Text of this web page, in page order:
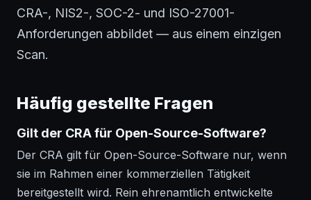
CRA-, NIS2-, SOC-2- und ISO-27001-
Anforderungen abbildet — aus einem einzigen
Scan.
Häufig gestellte Fragen
Gilt der CRA für Open-Source-Software?
Der CRA gilt für Open-Source-Software nur, wenn
sie im Rahmen einer kommerziellen Tätigkeit
bereitgestellt wird. Rein ehrenamtlich entwickelte